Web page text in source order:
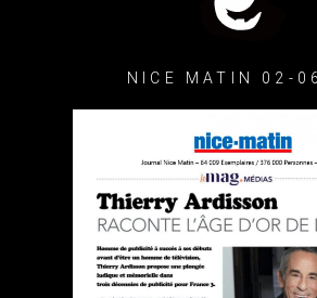
NICE MATIN 02-